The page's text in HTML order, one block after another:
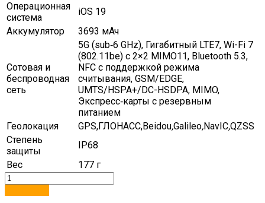
Операционная
система
iOS 19
Аккумулятор
3693 мАч
Сотовая и
беспроводная
сеть
5G (sub‑6 GHz), Гигабитный LTE7, Wi-Fi 7
(802.11be) с 2×2 MIMO11, Bluetooth 5.3,
NFC с поддержкой режима
считывания, GSM/EDGE,
UMTS/HSPA+/DC-HSDPA, MIMO,
Экспресс‑карты с резервным
питанием
Геолокация
GPS,ГЛОНАСС,Beidou,Galileo,NavIC,QZSS
Степень
защиты
IP68
Вес
177 г